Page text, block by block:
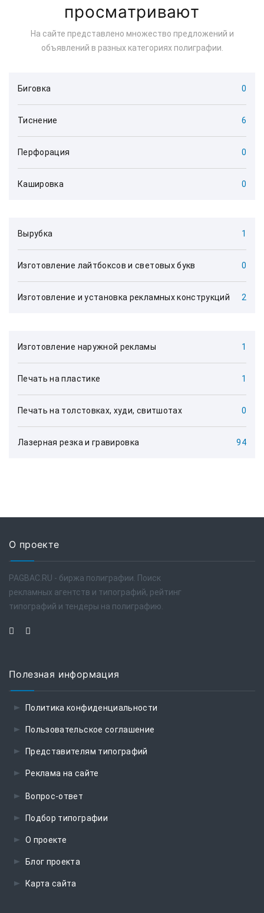
просматривают
На сайте представлено множество предложений и
объявлений в разных категориях полиграфии.
Биговка 0
Тиснение 6
Перфорация 0
Кашировка 0
Вырубка 1
Изготовление лайтбоксов и световых букв 0
Изготовление и установка рекламных конструкций 2
Изготовление наружной рекламы 1
Печать на пластике 1
Печать на толстовках, худи, свитшотах 0
Лазерная резка и гравировка 94
О проекте
PAGBAC.RU - биржа полиграфии. Поиск
рекламных агентств и типографий, рейтинг
типографий и тендеры на полиграфию.
Полезная информация
Политика конфиденциальности
Пользовательское соглашение
Представителям типографий
Реклама на сайте
Вопрос-ответ
Подбор типографии
О проекте
Блог проекта
Карта сайта